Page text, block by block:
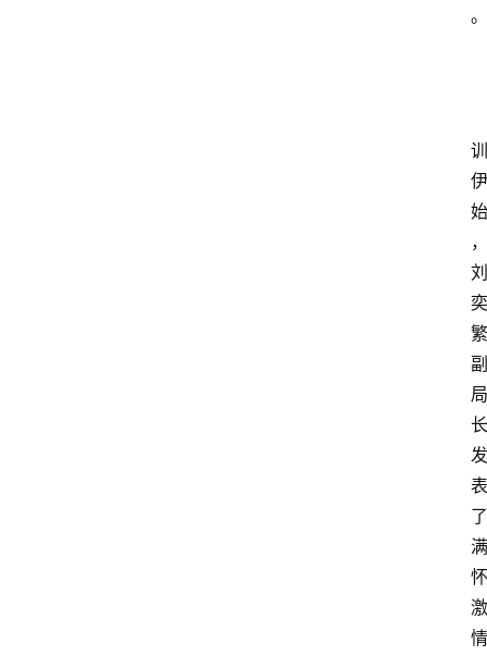
。
训
伊
始
，
刘
奕
繁
副
局
长
发
表
了
满
怀
激
情